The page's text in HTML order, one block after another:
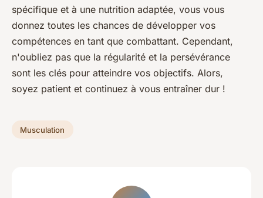
spécifique et à une nutrition adaptée, vous vous
donnez toutes les chances de développer vos
compétences en tant que combattant. Cependant,
n'oubliez pas que la régularité et la persévérance
sont les clés pour atteindre vos objectifs. Alors,
soyez patient et continuez à vous entraîner dur !
Musculation